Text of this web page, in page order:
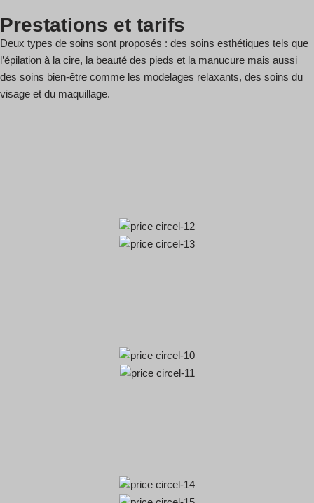
Prestations et tarifs
Deux types de soins sont proposés : des soins esthétiques tels que
l’épilation à la cire, la beauté des pieds et la manucure mais aussi
des soins bien-être comme les modelages relaxants, des soins du
visage et du maquillage.